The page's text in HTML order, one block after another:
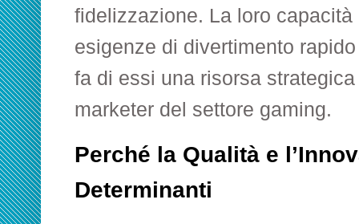
fidelizzazione. La loro
esigenze di divertimento
fa di essi una risorsa
marketer del settore gaming.
Perché la Qualità e
Determinanti